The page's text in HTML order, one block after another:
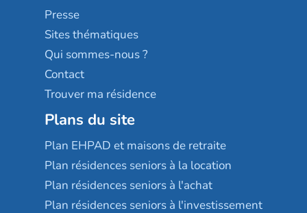
Sérénys
Résidences services Villa Médicis
Presse
Sites thématiques
Qui sommes-nous ?
Contact
Trouver ma résidence
Plans du site
Plan EHPAD et maisons de retraite
Plan résidences seniors à la location
Plan résidences seniors à l'achat
Plan résidences seniors à l'investissement